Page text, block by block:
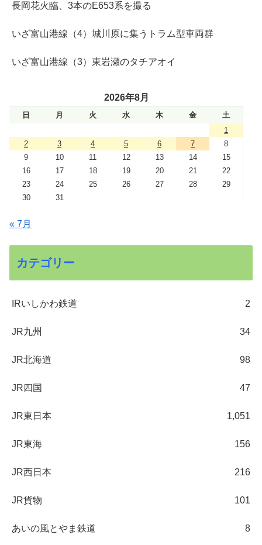
長岡花火臨、3本のE653系を撮る
いざ富山港線（4）城川原に集うトラム型車両群
いざ富山港線（3）東岩瀬のタチアオイ
2026年8月
日 月 火 水 木 金
土
1
2
3 4 5 6 7
8
9
10 11 12 13 14
15
16
17 18 19 20 21
22
23
24 25 26 27 28
29
30
31
« 7月
カテゴリー
IRいしかわ鉄道 2
JR九州 34
JR北海道 98
JR四国 47
JR東日本 1,051
JR東海 156
JR西日本 216
JR貨物 101
あいの風とやま鉄道 8